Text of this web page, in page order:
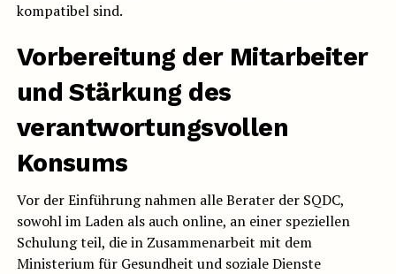
kompatibel sind.
Vorbereitung der Mitarbeiter
und Stärkung des
verantwortungsvollen
Konsums
Vor der Einführung nahmen alle Berater der SQDC,
sowohl im Laden als auch online, an einer speziellen
Schulung teil, die in Zusammenarbeit mit dem
Ministerium für Gesundheit und soziale Dienste